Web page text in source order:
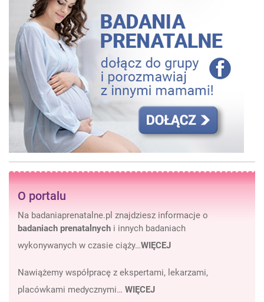
O portalu
Na badaniaprenatalne.pl znajdziesz informacje o
badaniach prenatalnych i innych badaniach
wykonywanych w czasie ciąży…WIĘCEJ
Nawiążemy współpracę z ekspertami, lekarzami,
placówkami medycznymi… WIĘCEJ